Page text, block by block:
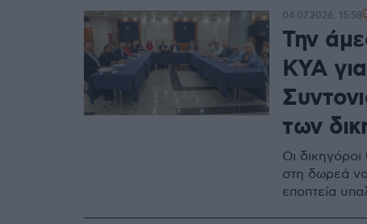
Την
ΚΥΑ
των
Οι
στη δωρεά
εποπτεία
04.07.2026, 15:58